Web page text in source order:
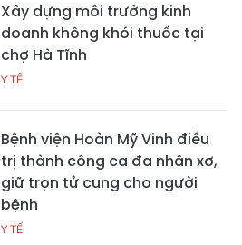
Xây dựng môi trường kinh
doanh không khói thuốc tại
chợ Hà Tĩnh
Y TẾ
Bệnh viện Hoàn Mỹ Vinh điều
trị thành công ca đa nhân xơ,
giữ trọn tử cung cho người
bệnh
Y TẾ